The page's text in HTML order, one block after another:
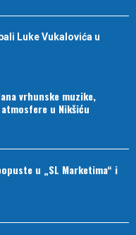
Luke Vukalovića u
vrhunske muzike,
u Nikšiću
u „SL Marketima“ i